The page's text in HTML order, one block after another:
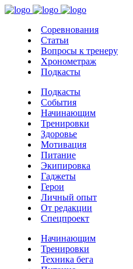
Соревнования
Статьи
Вопросы к тренеру
Хронометраж
Подкасты
Подкасты
События
Начинающим
Тренировки
Здоровье
Мотивация
Питание
Экипировка
Гаджеты
Герои
Личный опыт
От редакции
Спецпроект
Начинающим
Тренировки
Техника бега